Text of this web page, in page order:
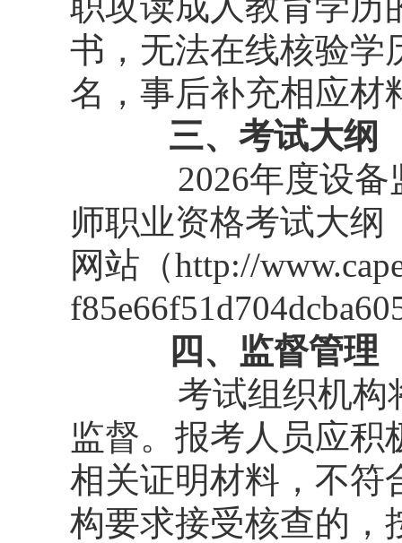
书，无法在线核验学
名，事后补充相应材
三、考试大纲
2026年度设
师职业资格考试大纲
网站（http://
四、监督管理
考试组织机构
监督。报考人员应积
相关证明材料，不符
构要求接受核查的，